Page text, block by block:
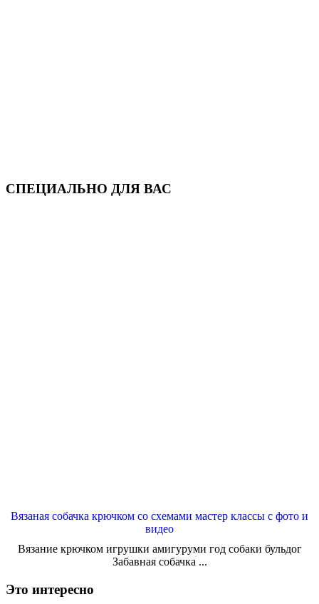
СПЕЦИАЛЬНО ДЛЯ ВАС
Вязаная собачка крючком со схемами мастер классы с фото и
видео
Вязание крючком игрушки амигуруми год собаки бульдог
Забавная собачка ...
Это интересно